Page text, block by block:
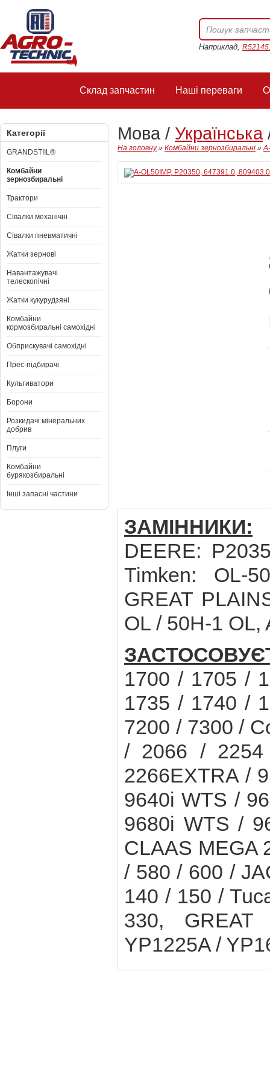
Наприклад,
Склад запчастин Наші переваги
Категорії
GRANDSTIIL®
Комбайни
зернозбиральні
Трактори
Сівалки механічні
Сівалки пневматичні
Жатки зернові
Навантажувачі
телескопічні
Жатки кукурудзяні
Комбайни
кормозбиральні самохідні
Обприскувачі самохідні
Прес-підбирачі
Культиватори
Борони
Розкидачі мінеральних
добрив
Плуги
Комбайни
бурякозбиральні
Інші запасні частини
Мова / Українська
На головну» Комбайни зернозбиральні »
ЗАМІННИКИ:
DEERE:
Timken: OL-
GREAT
OL / 50H-1 OL,
1700 / 1705 /
1735 / 1740 /
7200 / 7300 /
/ 2066 /
2266EXTRA /
9640i WTS /
9680i WTS /
CLAAS MEGA
/ 580 / 600 /
140 / 150 /
330,
YP1225A /